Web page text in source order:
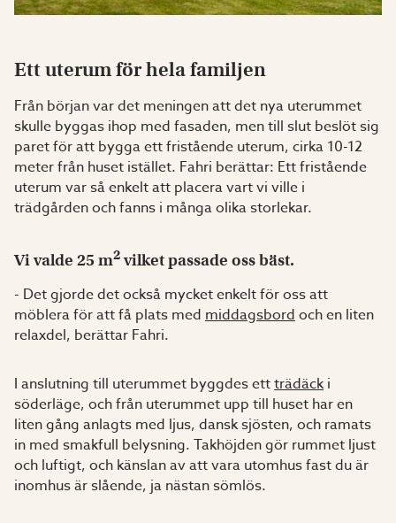
Ett uterum för hela familjen
Från början var det meningen att det nya uterummet
skulle byggas ihop med fasaden, men till slut beslöt sig
paret för att bygga ett fristående uterum, cirka 10-12
meter från huset istället. Fahri berättar: Ett fristående
uterum var så enkelt att placera vart vi ville i
trädgården och fanns i många olika storlekar.
Vi valde 25 m2vilket passade oss bäst.
- Det gjorde det också mycket enkelt för oss att
möblera för att få plats med middagsbordoch en liten
relaxdel, berättar Fahri.
I anslutning till uterummet byggdes ettträdäcki
söderläge, och från uterummet upp till huset har en
liten gång anlagts med ljus, dansk sjösten, och ramats
in med smakfull belysning. Takhöjden gör rummet ljust
och luftigt, och känslan av att vara utomhus fast du är
inomhus är slående, ja nästan sömlös.